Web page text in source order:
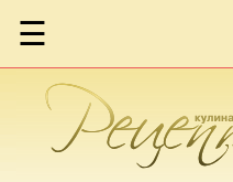
☰
Ассорти
запеченное из
цветной